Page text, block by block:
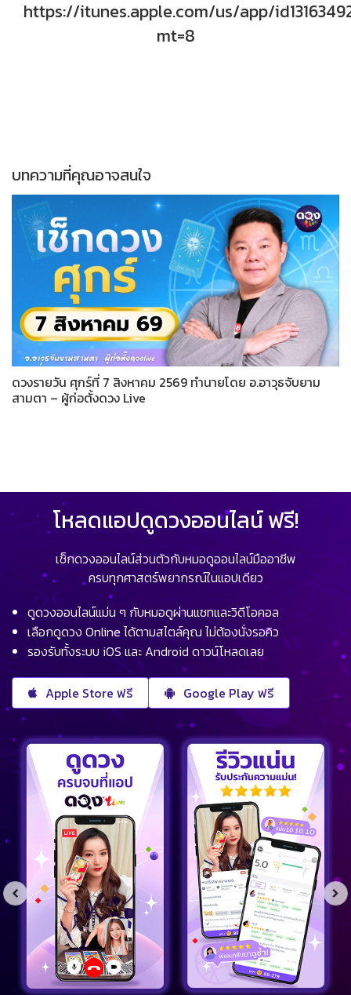
https://itunes.apple.com/us/app/
mt=8
บทความที่คุณอาจสนใจ
ดวงรายวัน ศุกร์ที่ 7 สิงหาคม 2569 ทำนายโดย อ.อาวุธจับยาม
สามตา – ผู้ก่อตั้งดวง Live
โหลดแอปดูดวงออนไลน์ ฟรี!
เช็กดวงออนไลน์ส่วนตัวกับหมอดูออนไลน์มืออาชีพ
ครบทุกศาสตร์พยากรณ์ในแอปเดียว
ดูดวงออนไลน์แม่น ๆ กับหมอดูผ่านแชทและวิดีโอคอล
เลือกดูดวง Online ได้ตามสไตล์คุณ ไม่ต้องนั่งรอคิว
รองรับทั้งระบบ iOS และ Android ดาวน์โหลดเลย
Apple Store ฟรี Google Play ฟรี